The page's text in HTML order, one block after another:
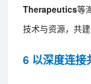
Therapeutics等
技术与资源，共
6 以深度连接